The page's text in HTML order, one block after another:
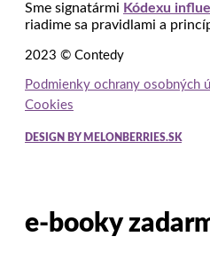
Sme signatármi Kódexu
riadime sa pravidlami a
2023 © Contedy
Podmienky ochrany osobných
Cookies
DESIGN BY MELONBERRIES.SK
e-booky